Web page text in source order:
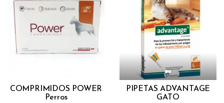
COMPRIMIDOS POWER
Perros
PIPETAS ADVANTAGE
GATO